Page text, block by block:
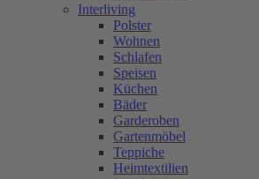
Interliving
Polster
Wohnen
Schlafen
Speisen
Küchen
Bäder
Garderoben
Gartenmöbel
Teppiche
Heimtextilien